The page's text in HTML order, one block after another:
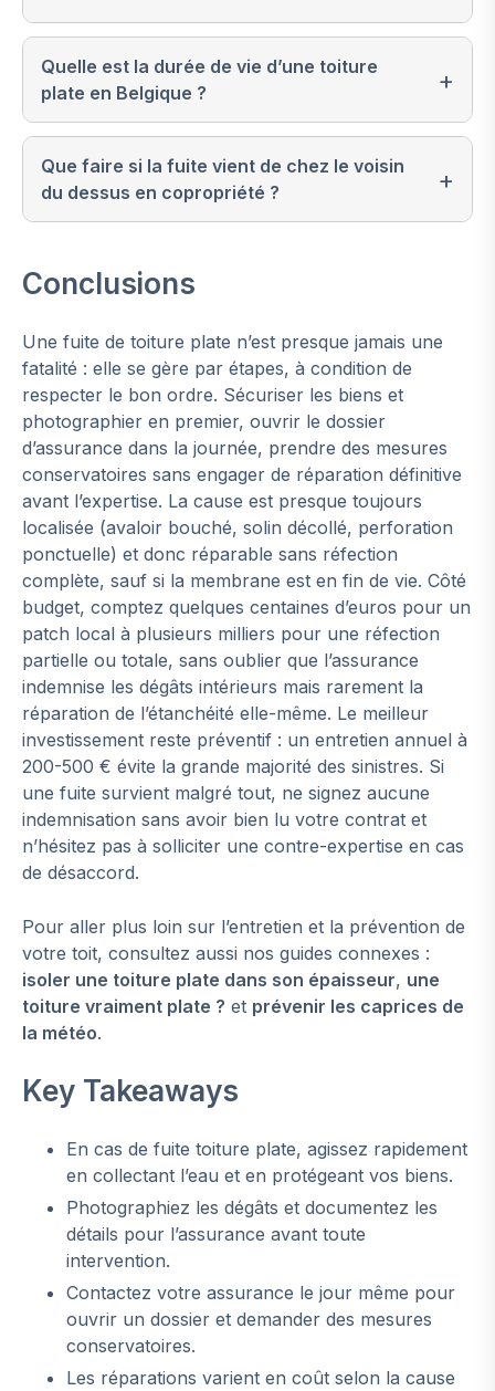
Quelle est la durée de vie d’une toiture
plate en Belgique ?
Que faire si la fuite vient de chez le voisin
du dessus en copropriété ?
Conclusions
Une fuite de toiture plate n’est presque jamais une
fatalité : elle se gère par étapes, à condition de
respecter le bon ordre. Sécuriser les biens et
photographier en premier, ouvrir le dossier
d’assurance dans la journée, prendre des mesures
conservatoires sans engager de réparation définitive
avant l’expertise. La cause est presque toujours
localisée (avaloir bouché, solin décollé, perforation
ponctuelle) et donc réparable sans réfection
complète, sauf si la membrane est en fin de vie. Côté
budget, comptez quelques centaines d’euros pour un
patch local à plusieurs milliers pour une réfection
partielle ou totale, sans oublier que l’assurance
indemnise les dégâts intérieurs mais rarement la
réparation de l’étanchéité elle-même. Le meilleur
investissement reste préventif : un entretien annuel à
200-500 € évite la grande majorité des sinistres. Si
une fuite survient malgré tout, ne signez aucune
indemnisation sans avoir bien lu votre contrat et
n’hésitez pas à solliciter une contre-expertise en cas
de désaccord.
Pour aller plus loin sur l’entretien et la prévention de
votre toit, consultez aussi nos guides connexes :
isoler une toiture plate dans son épaisseur, une
toiture vraiment plate ? et prévenir les caprices de
la météo.
Key Takeaways
En cas de fuite toiture plate, agissez rapidement
en collectant l’eau et en protégeant vos biens.
Photographiez les dégâts et documentez les
détails pour l’assurance avant toute
intervention.
Contactez votre assurance le jour même pour
ouvrir un dossier et demander des mesures
conservatoires.
Les réparations varient en coût selon la cause